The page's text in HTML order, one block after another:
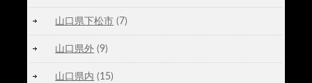
山口県下松市 (7)
山口県外 (9)
山口県内 (15)